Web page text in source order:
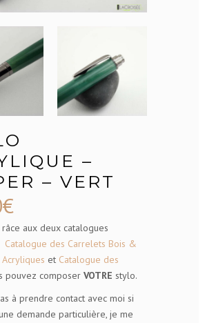
–
– VERT
€
râce aux deux catalogues
Catalogue des Carrelets Bois &
Acryliques et Catalogue des
pouvez composer VOTRE stylo.
à prendre contact avec moi si
demande particulière, je me